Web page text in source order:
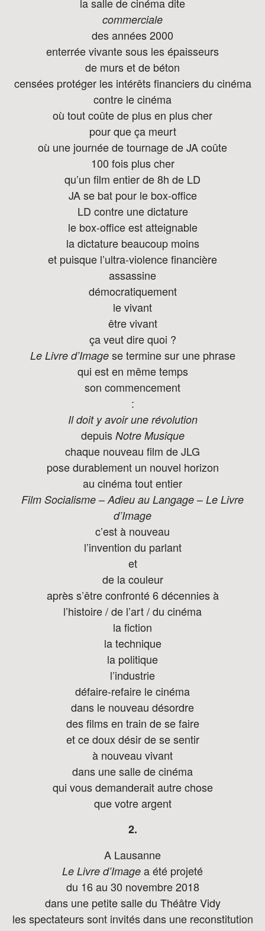
commerciale
des années 2000
enterrée vivante sous les épaisseurs
de murs et de béton
censées protéger les intérêts financiers du cinéma
contre le cinéma
où tout coûte de plus en plus cher
pour que ça meurt
où une journée de tournage de JA coûte
100 fois plus cher
qu’un film entier de 8h de LD
JA se bat pour le box-office
LD contre une dictature
le box-office est atteignable
la dictature beaucoup moins
et puisque l’ultra-violence financière
assassine
démocratiquement
le vivant
être vivant
ça veut dire quoi ?
Le Livre d’Imagese termine sur une phrase
qui est en même temps
son commencement
:
Il doit y avoir une révolution
depuis Notre Musique
chaque nouveau film de JLG
pose durablement un nouvel horizon
au cinéma tout entier
Film Socialisme – Adieu au Langage – Le Livre
d’Image
c’est à nouveau
l’invention du parlant
et
de la couleur
après s’être confronté 6 décennies à
l’histoire / de l’art / du cinéma
la fiction
la technique
la politique
l’industrie
défaire-refaire le cinéma
dans le nouveau désordre
des films en train de se faire
et ce doux désir de se sentir
à nouveau vivant
dans une salle de cinéma
qui vous demanderait autre chose
que votre argent
2.
A Lausanne
Le Livre d’Image a été projeté
du 16 au 30 novembre 2018
dans une petite salle du Théâtre Vidy
les spectateurs sont invités dans une reconstitution